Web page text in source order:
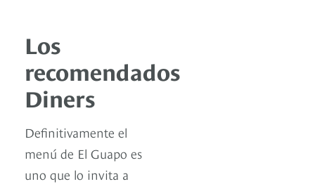
Los
recomendados
Diners
Definitivamente el
menú de El Guapo es
uno que lo invita a